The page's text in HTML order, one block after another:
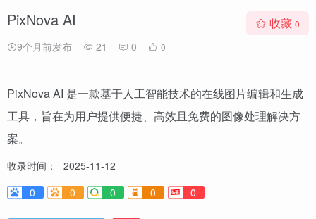
PixNova AI
9个月前发布 21 0 0
收藏 0
PixNova AI 是一款基于人工智能技术的在线图片编辑和生成
工具，旨在为用户提供便捷、高效且免费的图像处理解决方
案。
收录时间：
2025-11-12
0
0 0 0 0